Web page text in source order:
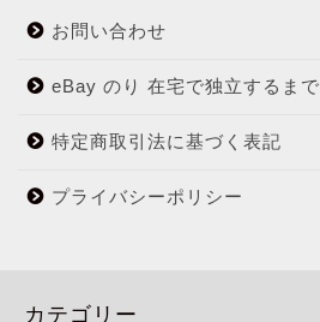
お問い合わせ
eBay のり 在宅で独立するまで
特定商取引法に基づく表記
プライバシーポリシー
カテゴリー